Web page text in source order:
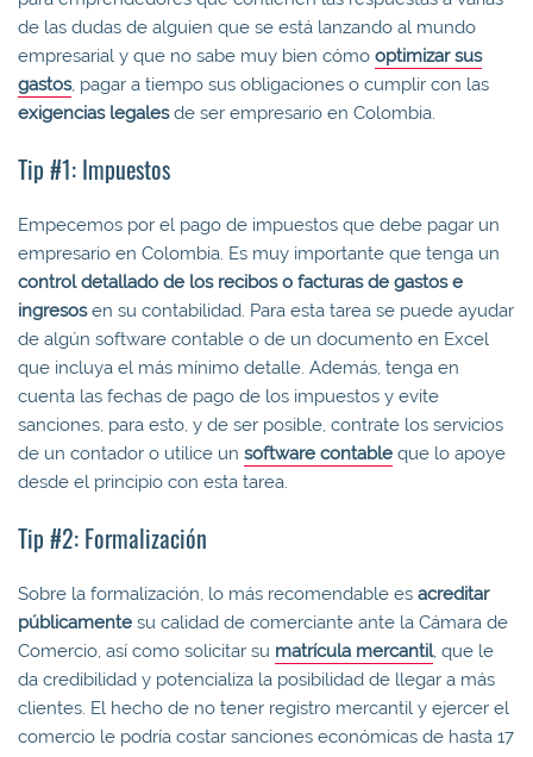
de las dudas de alguien que se está lanzando al mundo
empresarial y que no sabe muy bien cómo optimizar sus
gastos, pagar a tiempo sus obligaciones o cumplir con las
exigencias legalesde ser empresario en Colombia.
Tip #1: Impuestos
Empecemos por el pago de impuestos que debe pagar un
empresario en Colombia. Es muy importante que tenga un
control detallado de los recibos o facturas de gastos e
ingresosen su contabilidad. Para esta tarea se puede ayudar
de algún software contable o de un documento en Excel
que incluya el más mínimo detalle. Además, tenga en
cuenta las fechas de pago de los impuestos y evite
sanciones, para esto, y de ser posible, contrate los servicios
de un contador o utilice un software contable que lo apoye
desde el principio con esta tarea.
Tip #2: Formalización
Sobre la formalización, lo más recomendable es acreditar
públicamente su calidad de comerciante ante la Cámara de
Comercio, así como solicitar su matrícula mercantil, que le
da credibilidad y potencializa la posibilidad de llegar a más
clientes. El hecho de no tener registro mercantil y ejercer el
comercio le podría costar sanciones económicas de hasta 17